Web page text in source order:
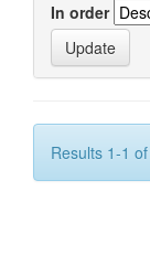
In order
Results 1-1